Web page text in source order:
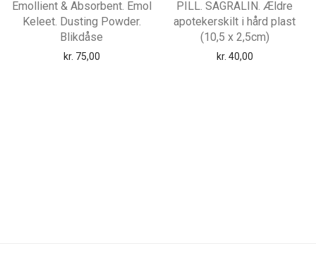
Emollient & Absorbent. Emol
Keleet. Dusting Powder.
Blikdåse
kr. 75,00
PILL. SAGRALIN. Ældre
apotekerskilt i hård plast
(10,5 x 2,5cm)
kr. 40,00